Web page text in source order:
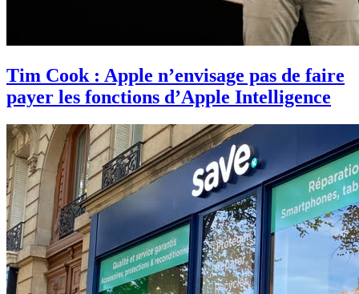
Tim Cook : Apple n’envisage pas de faire
payer les fonctions d’Apple Intelligence